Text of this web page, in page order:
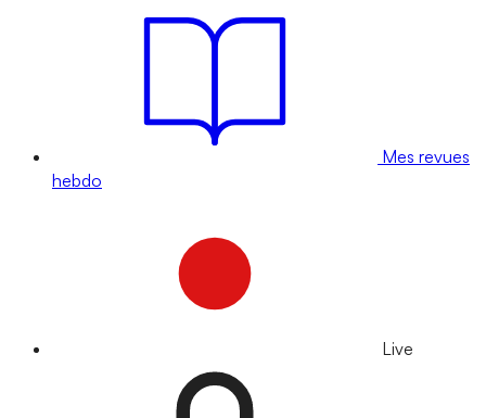
Mes revues
hebdo
Live